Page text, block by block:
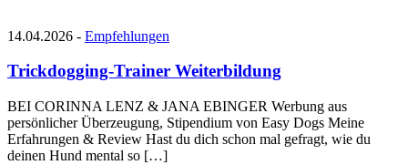
14.04.2026 - Empfehlungen
Trickdogging-Trainer Weiterbildung
BEI CORINNA LENZ & JANA EBINGER Werbung aus
persönlicher Überzeugung, Stipendium von Easy Dogs Meine
Erfahrungen & Review Hast du dich schon mal gefragt, wie du
deinen Hund mental so […]